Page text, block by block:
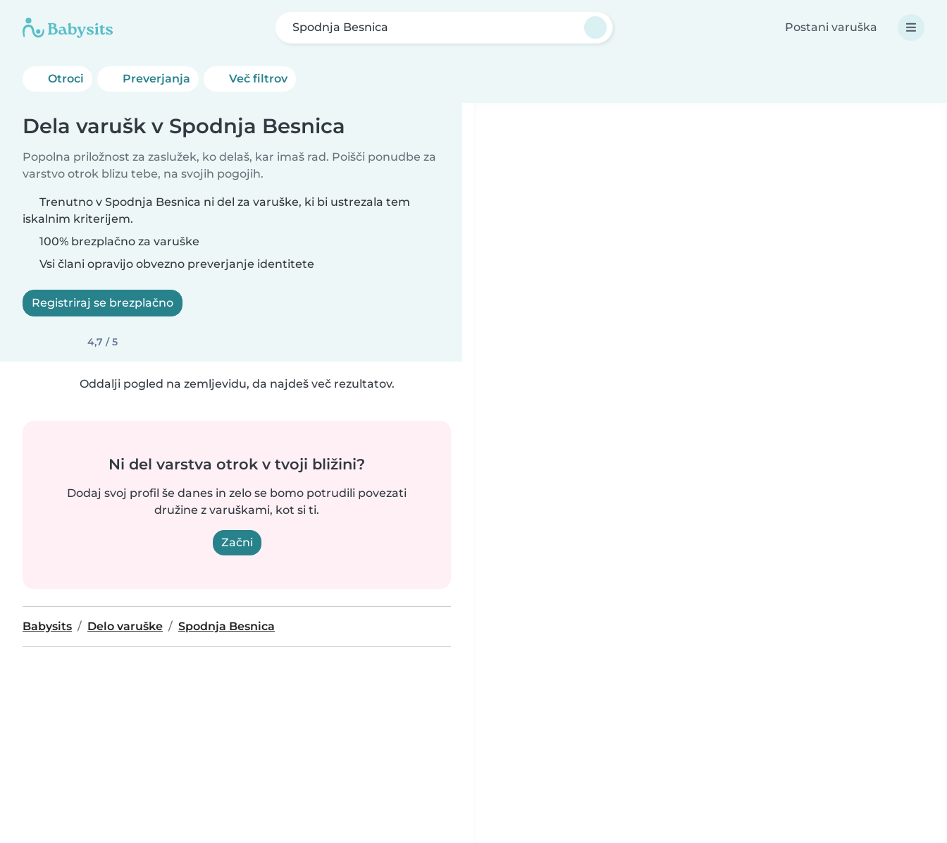
Spodnja Besnica Postani varuška
Otroci Preverjanja Več filtrov
Dela varušk v Spodnja Besnica
Popolna priložnost za zaslužek, ko delaš, kar imaš rad. Poišči ponudbe za
varstvo otrok blizu tebe, na svojih pogojih.
Trenutno v Spodnja Besnica ni del za varuške, ki bi ustrezala tem
iskalnim kriterijem.
100% brezplačno za varuške
Vsi člani opravijo obvezno preverjanje identitete
Registriraj se brezplačno
4,7 / 5
Oddalji pogled na zemljevidu, da najdeš več rezultatov.
Ni del varstva otrok v tvoji bližini?
Dodaj svoj profil še danes in zelo se bomo potrudili povezati
družine z varuškami, kot si ti.
Začni
Babysits Delo varuške Spodnja Besnica